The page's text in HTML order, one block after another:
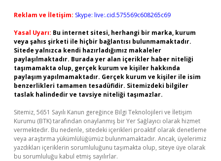
Reklam ve İletişim: Skype: live:.cid.575569c608265c69
Yasal Uyarı: Bu internet sitesi, herhangi bir marka, kurum
veya şahıs şirketi ile hiçbir bağlantısı bulunmamaktadır.
Sitede yalnızca kendi hazırladığımız makaleler
paylaşılmaktadır. Burada yer alan içerikler haber niteliği
taşımamakta olup, gerçek kurum ve kişiler hakkında
paylaşım yapılmamaktadır. Gerçek kurum ve kişiler ile isim
benzerlikleri tamamen tesadüfidir. Sitemizdeki bilgiler
taslak halindedir ve tavsiye niteliği taşımazlar.
Sitemiz, 5651 Sayılı Kanun gereğince Bilgi Teknolojileri ve İletişim
Kurumu (BTK) tarafından onaylanmış bir Yer Sağlayıcı olarak hizmet
vermektedir. Bu nedenle, sitedeki içerikleri proaktif olarak denetleme
veya araştırma yükümlülüğümüz bulunmamaktadır. Ancak, üyelerimiz
yazdıkları içeriklerin sorumluluğunu taşımakta olup, siteye üye olarak
bu sorumluluğu kabul etmiş sayılırlar.